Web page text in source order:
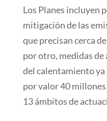
Los Planes incluyen
mitigación de las
que precisan cerca
por otro, medidas de
del calentamiento
por valor 40
13 ámbitos de